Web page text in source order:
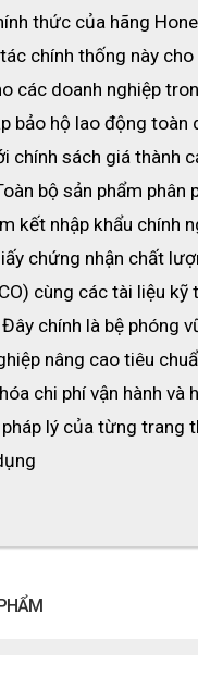
thức của hãng
chính thống này cho
các doanh nghiệp
bảo hộ lao động toàn
chính sách giá thành
bộ sản phẩm phân
kết nhập khẩu chính
chứng nhận chất
cùng các tài liệu kỹ
chính là bệ phóng
nâng cao tiêu
chi phí vận hành và
lý của từng trang